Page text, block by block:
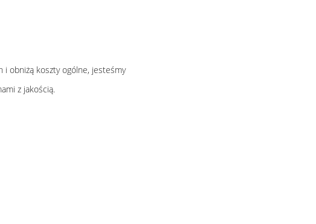
i obniżą koszty ogólne, jesteśmy
z jakością.